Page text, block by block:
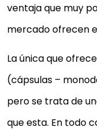
ventaja que muy
mercado ofrecen
La única que
(cápsulas –
pero se trata de
que esta. En todo